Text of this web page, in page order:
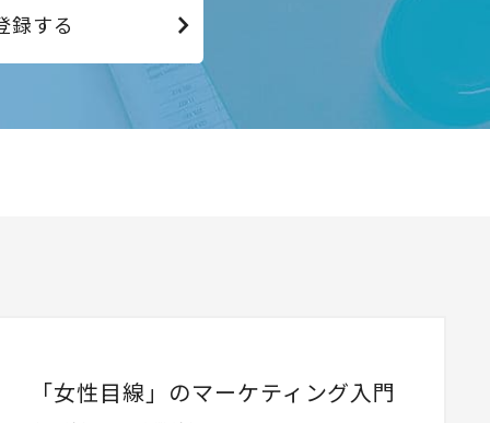
録する
「女性目線」のマーケティング入門